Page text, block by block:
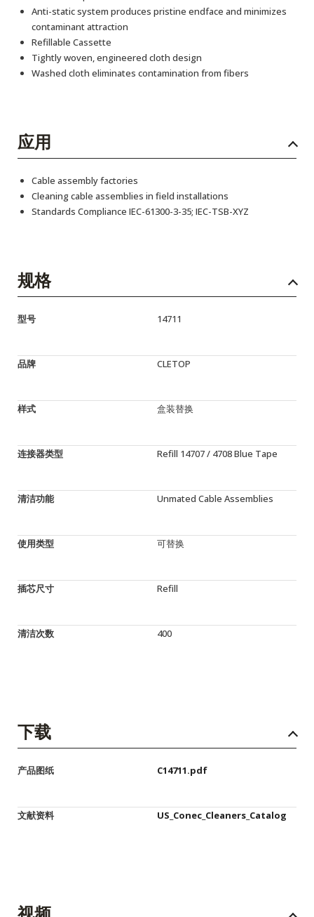
Anti-static system produces pristine endface and minimizes
contaminant attraction
Refillable Cassette
Tightly woven, engineered cloth design
Washed cloth eliminates contamination from fibers
应用
Cable assembly factories
Cleaning cable assemblies in field installations
Standards Compliance IEC-61300-3-35; IEC-TSB-XYZ
规格
型号 14711
品牌 CLETOP
样式 盒装替换
连接器类型 Refill 14707 / 4708 Blue Tape
清洁功能 Unmated Cable Assemblies
使用类型 可替换
插芯尺寸 Refill
清洁次数 400
下载
产品图纸 C14711.pdf
文献资料 US_Conec_Cleaners_Catalog